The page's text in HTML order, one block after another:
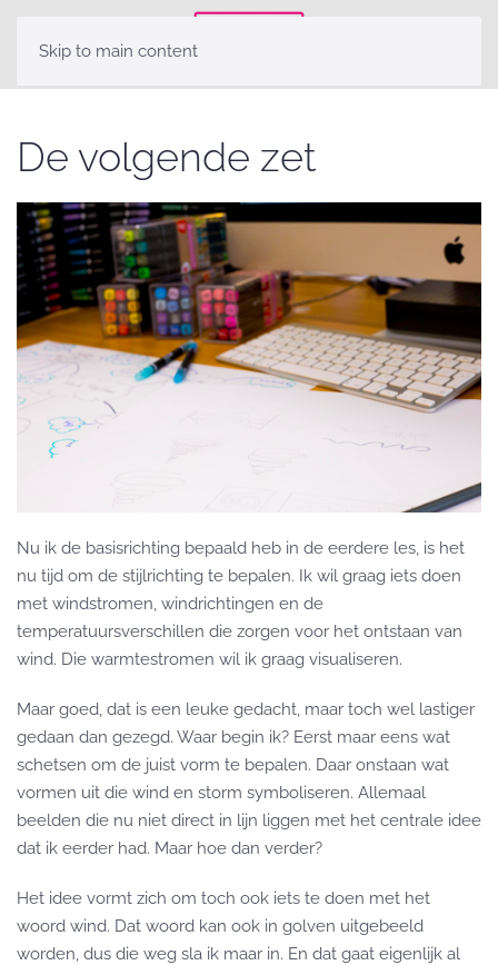
Skip to main content
De volgende zet
Nu ik de basisrichting bepaald heb in de eerdere les, is het
nu tijd om de stijlrichting te bepalen. Ik wil graag iets doen
met windstromen, windrichtingen en de
temperatuursverschillen die zorgen voor het ontstaan van
wind. Die warmtestromen wil ik graag visualiseren.
Maar goed, dat is een leuke gedacht, maar toch wel lastiger
gedaan dan gezegd. Waar begin ik? Eerst maar eens wat
schetsen om de juist vorm te bepalen. Daar onstaan wat
vormen uit die wind en storm symboliseren. Allemaal
beelden die nu niet direct in lijn liggen met het centrale idee
dat ik eerder had. Maar hoe dan verder?
Het idee vormt zich om toch ook iets te doen met het
woord wind. Dat woord kan ook in golven uitgebeeld
worden, dus die weg sla ik maar in. En dat gaat eigenlijk al